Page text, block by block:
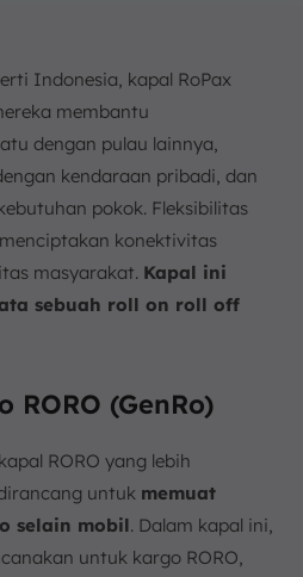
Indonesia, kapal RoPax
membantu
dengan pulau lainnya,
kendaraan pribadi, dan
pokok. Fleksibilitas
konektivitas
masyarakat. Kapal ini
sebuah roll on roll off
RORO (GenRo)
RORO yang lebih
untuk memuat
selain mobil. Dalam kapal ini,
untuk kargo RORO,